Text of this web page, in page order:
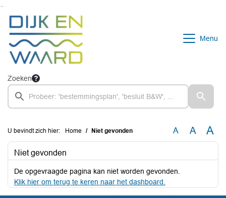
Menu
Zoeken
U bevindt zich hier: Home Niet gevonden A A A
Niet gevonden
De opgevraagde pagina kan niet worden gevonden.
Klik hier om terug te keren naar het dashboard.